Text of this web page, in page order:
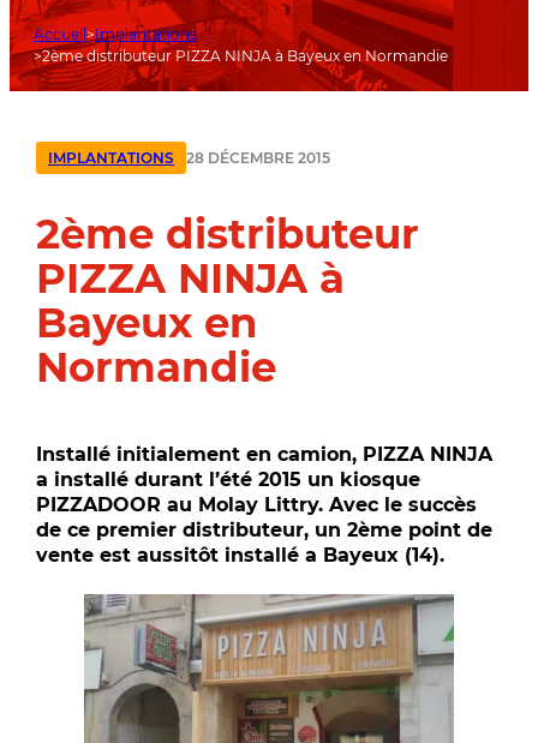
Accueil
Implantations
2ème distributeur PIZZA NINJA à Bayeux en Normandie
IMPLANTATIONS 28 DÉCEMBRE 2015
2ème distributeur
PIZZA NINJA à
Bayeux en
Normandie
Installé initialement en camion, PIZZA NINJA
a installé durant l’été 2015 un kiosque
PIZZADOOR au Molay Littry. Avec le succès
de ce premier distributeur, un 2ème point de
vente est aussitôt installé a Bayeux (14).